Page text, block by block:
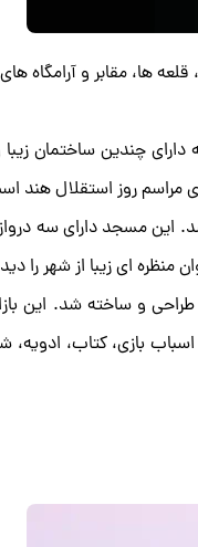
ها، مقابر و آرامگاه
شاه جهان ساخته شد. این قلعه دارای چندین
مراسم روز استقلال هند
که در سال ۱۶۵۶ توسط شاه جهان احداث شد. این مسجد
و شلوغ ترین بازار های دهلی است که در قرن ۱۷ توسط شاه جهان طراحی و
بازی، کتاب، ادویه،